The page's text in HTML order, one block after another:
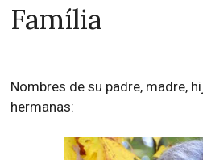
Família
Nombres de su padre, madre,
hermanas: